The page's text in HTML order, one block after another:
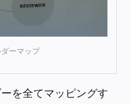
ーマップ
を全てマッピングす